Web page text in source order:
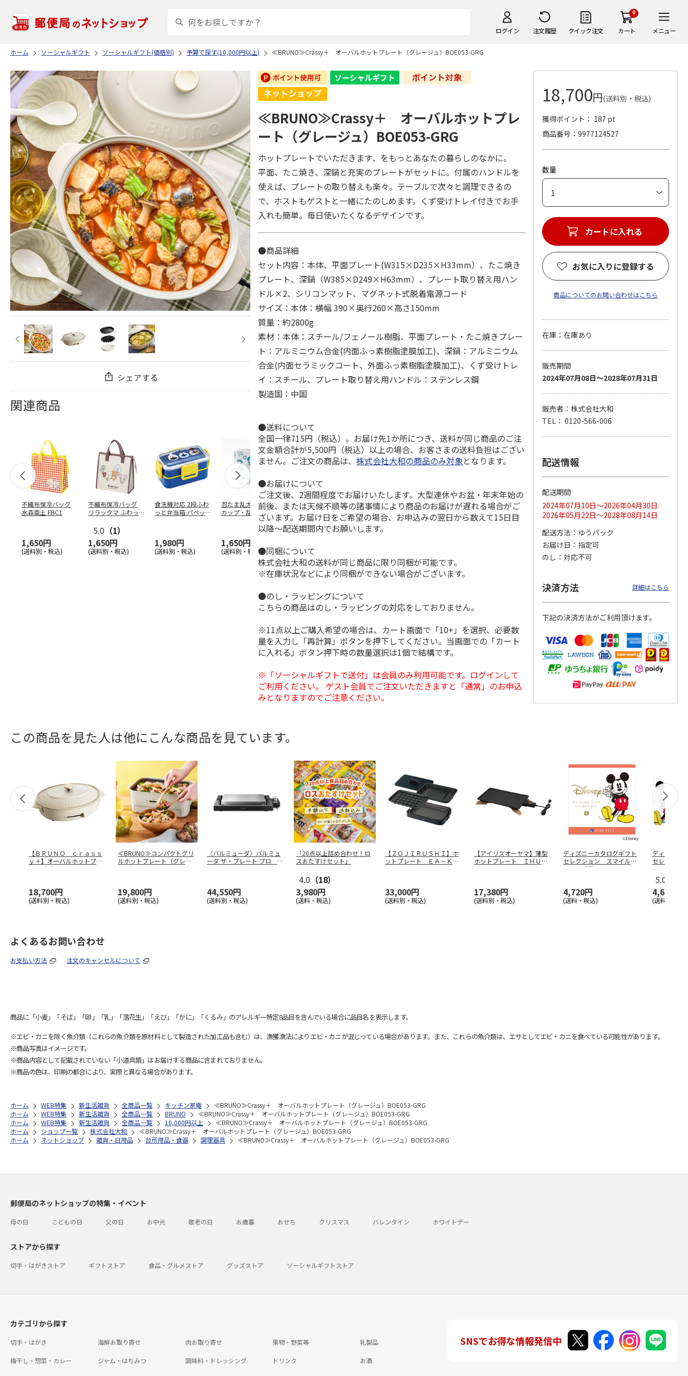
ログイン 注文履歴 クイック注文
0
カート メニュー
ホーム ソーシャルギフト ソーシャルギフト(価格別) 予算で探す(10,000円以上) ≪BRUNO≫Crassy＋ オーバルホットプレート（グレージュ）BOE053-GRG
シェアする
関連商品
不織布保冷バッグ
水森亜土 FBC1
1,650円
(送料別・税込)
不織布保冷バッグ
リラックマ ふわっ
5.0 （1）
1,650円
(送料別・税込)
食洗機対応 2段ふわ
っと弁当箱 パペッ
1,980円
(送料別・税込)
忍たま乱太郎 マグ
カップ・乱太郎・き
り丸・しんべヱ・山
1,650円
(送料別・税込)
抗菌食洗機対応 ふ
わっと弁当箱 530ml
水森亜土 PF …
(送料別・税込)
陶器ダイカットマグ
カップ ポムポムプ
リン CHMGD4
マスコット入りドリ
ンクボトル ハロー
キティ PSPR5MC
ふわっとフタタイト
ランチボックス角型
パペットスンスン
コーデュロイ生地ラ
ンチバッグ ハロー
キティ KCOB2
2,200円
(送料別・税込)
八角形ステンレスマ
グボトル 500ml リ
ラックマ リラッ
≪BRUNO≫Crassy＋ オーバルホットプレ
ート（グレージュ）BOE053-GRG
ホットプレートでいただきます、をもっとあなたの暮らしのなかに。
平面、たこ焼き、深鍋と充実のプレートがセットに。付属のハンドルを
使えば、プレートの取り替えも楽々。テーブルで次々と調理できるの
で、ホストもゲストと一緒にたのしめます。くず受けトレイ付きでお手
入れも簡単。毎日使いたくなるデザインです。
●商品詳細
セット内容：本体、平面プレート(W315×D235×H33mm）、たこ焼き
プレート、深鍋（W385×D249×H63mm）、プレート取り替え用ハン
ドル×2、シリコンマット、マグネット式脱着電源コード
サイズ：本体：横幅 390×奥行260×高さ150mm
質量：約2800g
素材：本体：スチール/フェノール樹脂、平面プレート・たこ焼きプレー
ト：アルミニウム合金(内面ふっ素樹脂塗膜加工)、深鍋：アルミニウム
合金(内面セラミックコート、外面ふっ素樹脂塗膜加工)、くず受けトレ
イ：スチール、プレート取り替え用ハンドル：ステンレス鋼
製造国：中国
●送料について
全国一律715円（税込）。お届け先1か所につき、送料が同じ商品のご注
文金額合計が5,500円（税込）以上の場合、お客さまの送料負担はござい
ません。ご注文の商品は、株式会社大和の商品のみ対象となります。
●お届けについて
ご注文後、2週間程度でお届けいたします。大型連休やお盆・年末年始の
前後、または天候不順等の諸事情により商品のお届けが遅れる場合がご
ざいます。お届け日をご希望の場合、お申込みの翌日から数えて15日目
以降～配送期間内でお願いします。
●同梱について
株式会社大和の送料が同じ商品に限り同梱が可能です。
※在庫状況などにより同梱ができない場合がございます。
●のし・ラッピングについて
こちらの商品はのし・ラッピングの対応をしておりません。
※11点以上ご購入希望の場合は、カート画面で「10+」を選択、必要数
量を入力し「再計算」ボタンを押下してください。当画面での「カート
に入れる」ボタン押下時の数量選択は1個で結構です。
※「ソーシャルギフトで送付」は会員のみ利用可能です。ログインして
ご利用ください。 ゲスト会員でご注文いただきますと「通常」のお申込
みとなりますのでご注意ください。
18,700円(送料別・税込)
獲得ポイント： 187 pt
商品番号
9977124527
数量
カートに入れる
お気に入りに登録する
商品についてのお問い合わせはこちら
在庫：在庫あり
販売期間
2024年07月08日～2028年07月31日
販売者：株式会社大和
TEL： 0120-566-006
配送情報
配送期間
2024年07月10日～2026年04月30日
2026年05月22日～2028年08月14日
配送方法
ゆうパック
お届け日
指定可
のし
対応不可
決済方法 詳細はこちら
下記の決済方法がご利用頂けます。
この商品を見た人は他にこんな商品を見ています。
【ＢＲＵＮＯ ｃｒａｓｓ
ｙ＋】オーバルホットプレ
ート（グレ
18,700円
(送料別・税込)
≪BRUNO≫コンパクトグリ
ルホットプレート（グレー
ジュ）
19,800円
(送料別・税込)
〈バルミューダ〉バルミュ
ーダ ザ・プレート プロ ブ
ラック
44,550円
(送料別・税込)
「20点以上詰め合わせ！ロ
スおたすけセット」
4.0 （18）
3,980円
(送料・税込)
【ＺＯＪＩＲＵＳＨＩ】ホ
ットプレート ＥＡ－ＫＫ
33,000円
(送料別・税込)
【アイリスオーヤマ】薄型
ホットプレート ＩＨＵ－
17,380円
(送料別・税込)
ディズニーカタログギフト
セレクション スマイル
コース【慶
4,720円
(送料・税込)
ディズニー
セレクシ
5.0
4,610円
(送料・税込)
よくあるお問い合わせ
お支払い方法 注文のキャンセルについて
商品に「小麦」「そば」「卵」「乳」「落花生」「えび」「かに」「くるみ」のアレルギー特定8品目を含んでいる場合に品目名を表示します。
※エビ・カニを除く魚介類（これらの魚介類を原材料として製造された加工品も含む）は、漁獲漁法によりエビ・カニが混じっている場合があります。また、これらの魚介類は、エサとしてエビ・カニを食べている可能性があります。
※商品写真はイメージです。
※商品内容として記載されていない「小道具類」はお届けする商品に含まれておりません。
※商品の色は、印刷の都合により、実際と異なる場合があります。
ホーム WEB特集 新生活雑貨 全商品一覧 キッチン家電
≪BRUNO≫Crassy＋ オーバルホットプレート（グレージュ）BOE053-GRG
ホーム
WEB特集 新生活雑貨 全商品一覧 BRUNO
≪BRUNO≫Crassy＋ オーバルホットプレート（グレージュ）BOE053-GRG
ホーム
WEB特集 新生活雑貨 全商品一覧 10,000円以上
≪BRUNO≫Crassy＋ オーバルホットプレート（グレージュ）BOE053-GRG
ホーム
ショップ一覧 株式会社大和
≪BRUNO≫Crassy＋ オーバルホットプレート（グレージュ）BOE053-GRG
ホーム
ネットショップ 雑貨・日用品 台所用品・食器 調理器具 ≪BRUNO≫Crassy＋ オーバルホットプレート（グレージュ）BOE053-GRG
郵便局のネットショップの特集・イベント
母の日 こどもの日 父の日 お中元 敬老の日 お歳暮 おせち クリスマス バレンタイン ホワイトデー
ストアから探す
切手・はがきストア ギフトストア 食品・グルメストア グッズストア ソーシャルギフトストア
カテゴリから探す
切手・はがき 海鮮お取り寄せ 肉お取り寄せ 果物・野菜等 乳製品
梅干し・惣菜・カレー ジャム・はちみつ 調味料・ドレッシング ドリンク お酒
SNSでお得な情報発信中